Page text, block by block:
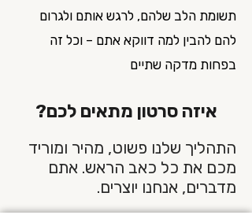
תשומת הלב שלהם, לרגש אותם ולגרום
להם להבין למה דווקא אתם – וכל זה
בפחות מדקה שתיים
איזה סרטון מתאים לכם?
התהליך שלנו פשוט, מהיר ומוריד
מכם את כל כאב הראש. אתם
מדברים, אנחנו יוצרים.